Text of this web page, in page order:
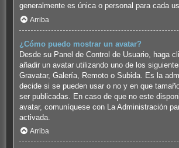
generalmente es única o personal para cada
Arriba
¿Cómo puedo mostrar un avatar?
Desde su Panel de Control de Usuario, haga
añadir un avatar utilizando uno de los
Gravatar, Galería, Remoto o Subida. Es la
decide si se pueden usar o no y en que
ser publicadas. En caso de que no este
avatar, comuníquese con La Administración
activada.
Arriba